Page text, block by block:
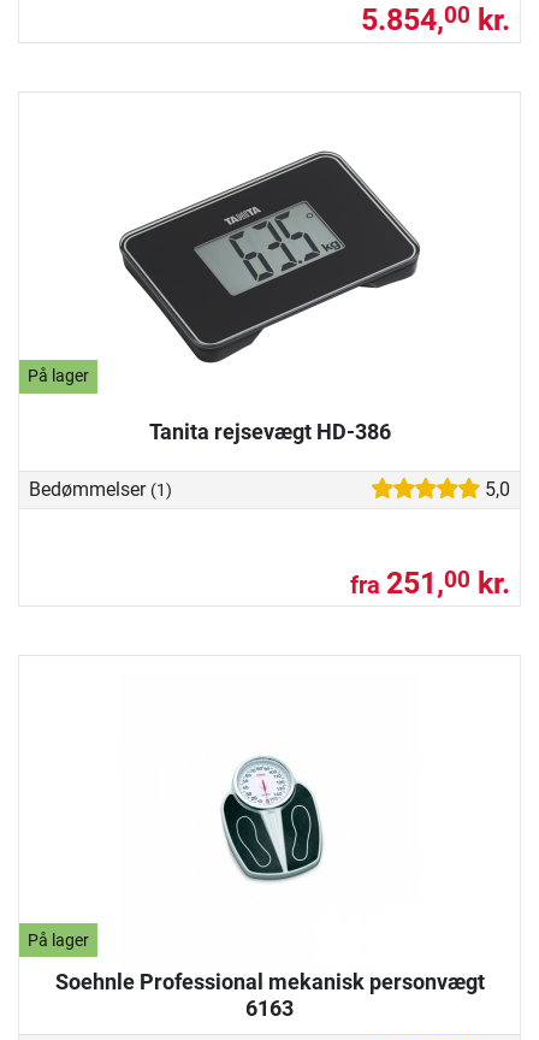
5.854,00 kr.
På lager
Tanita rejsevægt HD-386
Bedømmelser (1) 5,0
fra 251,00 kr.
På lager
Soehnle Professional mekanisk personvægt
6163